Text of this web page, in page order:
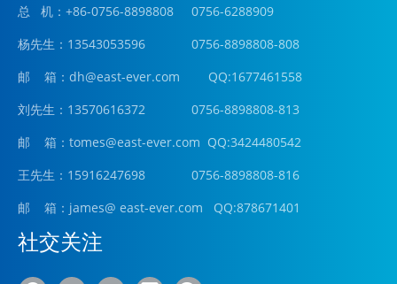
总 机：+86-0756-8898808 0756-6288909
杨先生：13543053596 0756-8898808-808
邮 箱： dh@east-ever.com QQ:1677461558
刘先生：13570616372 0756-8898808-813
邮 箱：tomes@east-ever.com QQ:3424480542
王先生：15916247698 0756-8898808-816
邮 箱：james@ east-ever.com QQ:878671401
社交关注